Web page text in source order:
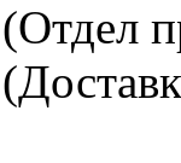
(Отдел